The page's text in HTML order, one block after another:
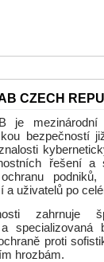
CZECH
je
bezpečností
řešení a
podniků,
a uživatelů po
zahrnuje
specializovaná
proti
hrozbám.